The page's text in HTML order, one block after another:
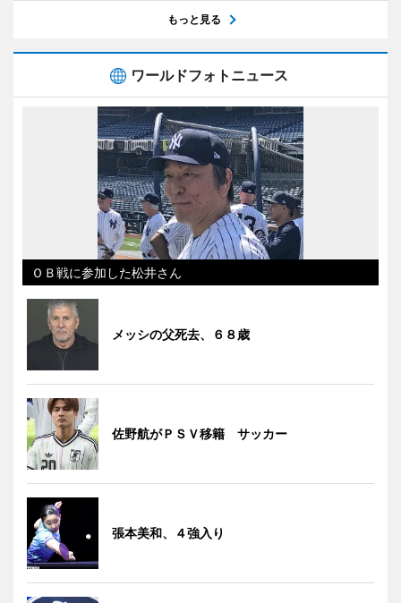
もっと見る
ワールドフォトニュース
ＯＢ戦に参加した松井さん
メッシの父死去、６８歳
佐野航がＰＳＶ移籍 サッカー
張本美和、４強入り